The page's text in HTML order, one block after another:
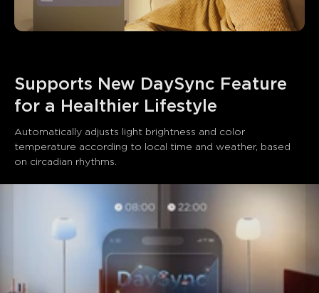
Supports New DaySync Feature
for a Healthier Lifestyle
Automatically adjusts light brightness and color
temperature according to local time and weather, based
on circadian rhythms.